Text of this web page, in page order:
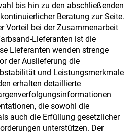
bis hin zu den abschließenden
Beratung zur Seite.
Vorteil bei der Zusammenarbeit
Lieferanten ist die
Lieferanten wenden strenge
der Auslieferung die
und Leistungsmerkmale
erhalten detaillierte
die sowohl die
auch die Erfüllung gesetzlicher
unterstützen. Der